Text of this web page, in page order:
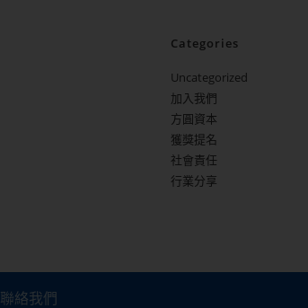
Categories
Uncategorized
加入我們
方圓資本
獲獎提名
社會責任
行業分享
聯絡我們